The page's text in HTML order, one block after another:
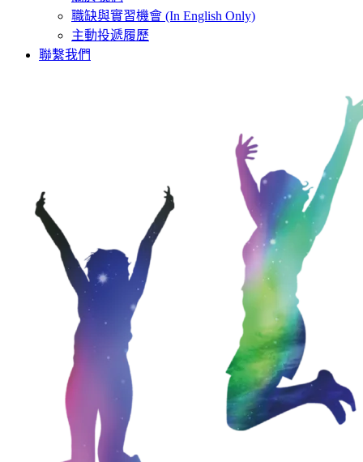
職缺與實習機會 (In English Only)
主動投遞履歷
聯繫我們